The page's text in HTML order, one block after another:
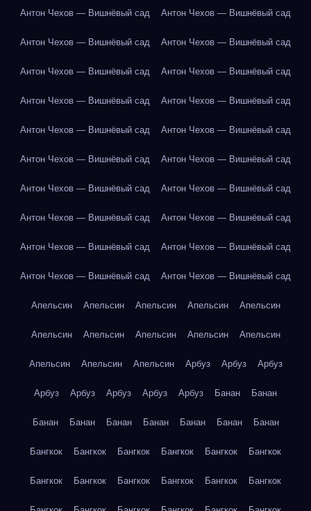
Антон Чехов — Вишнёвый сад Антон Чехов — Вишнёвый сад
Антон Чехов — Вишнёвый сад Антон Чехов — Вишнёвый сад
Антон Чехов — Вишнёвый сад Антон Чехов — Вишнёвый сад
Антон Чехов — Вишнёвый сад Антон Чехов — Вишнёвый сад
Антон Чехов — Вишнёвый сад Антон Чехов — Вишнёвый сад
Антон Чехов — Вишнёвый сад Антон Чехов — Вишнёвый сад
Антон Чехов — Вишнёвый сад Антон Чехов — Вишнёвый сад
Антон Чехов — Вишнёвый сад Антон Чехов — Вишнёвый сад
Антон Чехов — Вишнёвый сад Антон Чехов — Вишнёвый сад
Антон Чехов — Вишнёвый сад Антон Чехов — Вишнёвый сад
Апельсин Апельсин Апельсин Апельсин Апельсин
Апельсин Апельсин Апельсин Апельсин Апельсин
Апельсин Апельсин Апельсин Арбуз Арбуз Арбуз
Арбуз Арбуз Арбуз Арбуз Арбуз Банан Банан
Банан Банан Банан Банан Банан Банан Банан
Бангкок Бангкок Бангкок Бангкок Бангкок Бангкок
Бангкок Бангкок Бангкок Бангкок Бангкок Бангкок